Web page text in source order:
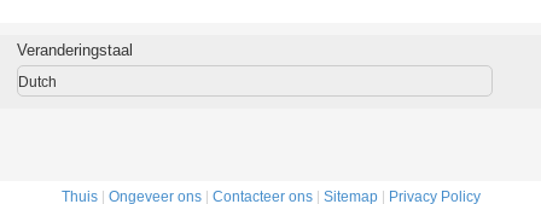
condensatieventilator
48V
Veranderingstaal
Dutch
Thuis| Ongeveer ons| Contacteer ons| Sitemap| Privacy Policy